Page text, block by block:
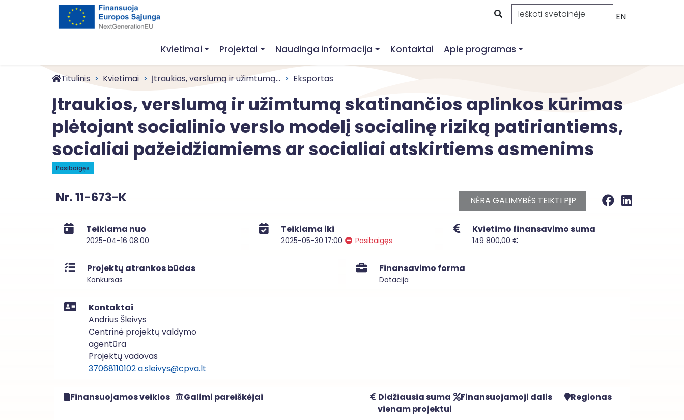
EN
Kvietimai Projektai Naudinga informacija Kontaktai Apie programas
Titulinis Kvietimai Įtraukios, verslumą ir užimtumą... Eksportas
Įtraukios, verslumą ir užimtumą skatinančios aplinkos kūrimas
plėtojant socialinio verslo modelį socialinę riziką patiriantiems,
socialiai pažeidžiamiems ar socialiai atskirtiems asmenims
Pasibaigęs
Nr. 11-673-K NĖRA GALIMYBĖS TEIKTI PĮP
Teikiama nuo
2025-04-16 08:00
Teikiama iki
2025-05-30 17:00 Pasibaigęs
Kvietimo finansavimo suma
149 800,00 €
Projektų atrankos būdas
Konkursas
Finansavimo forma
Dotacija
Kontaktai
Andrius Šleivys
Centrinė projektų valdymo
agentūra
Projektų vadovas
37068110102a.sleivys@cpva.lt
Finansuojamos veiklos Galimi pareiškėjai
Didžiausia suma
vienam projektui
Finansuojamoji dalis Regionas